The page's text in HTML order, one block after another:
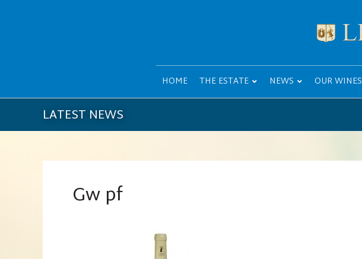
HOME THE ESTATE NEWS OUR WINES
LATEST NEWS
Gw pf